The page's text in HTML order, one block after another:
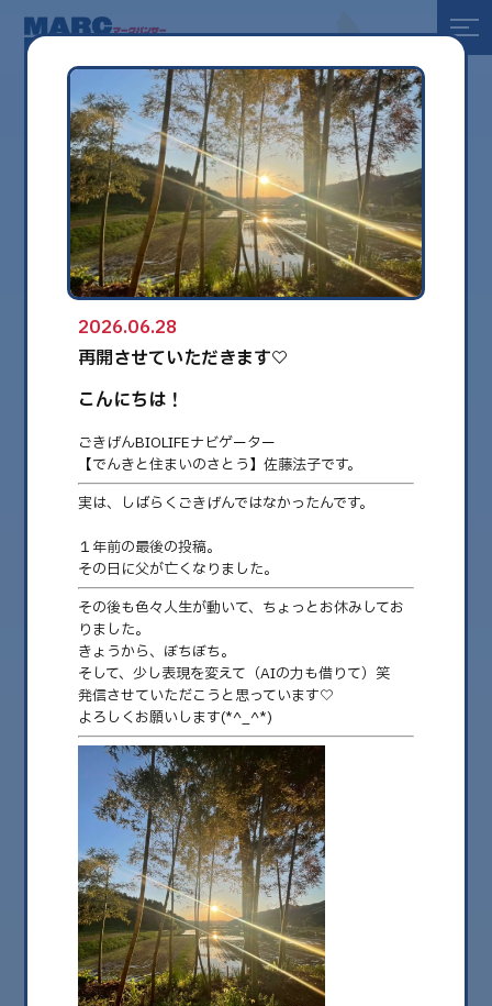
全て
健康
美容
環境
globe
2026.06.28
再開させていただきます♡
こんにちは！ ごきげんBIOLIFEナビゲーター 【でんきと住まいのさとう】
佐藤法子です。 実は、し……
2026.06.28
再開させていただきます♡
こんにちは！
ごきげんBIOLIFEナビゲーター
【でんきと住まいのさとう】佐藤法子です。
実は、しばらくごきげんではなかったんです。
１年前の最後の投稿。
その日に父が亡くなりました。
その後も色々人生が動いて、ちょっとお休みしてお
りました。
きょうから、ぼちぼち。
そして、少し表現を変えて（AIの力も借りて）笑
発信させていただこうと思っています♡
よろしくお願いします(*^_^*)